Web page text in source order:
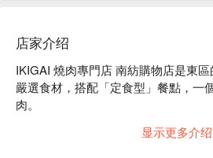
店家介绍
IKIGAI 燒肉專門店 南紡購物店是東
嚴選食材，搭配「定食型」餐點，一
肉。
豚鳥海鮮盛合套餐、美國 PR 嫩肩與
显示更多介绍